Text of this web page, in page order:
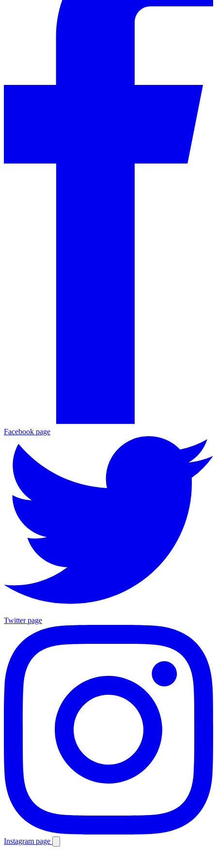
Facebook page
Twitter page
Instagram page